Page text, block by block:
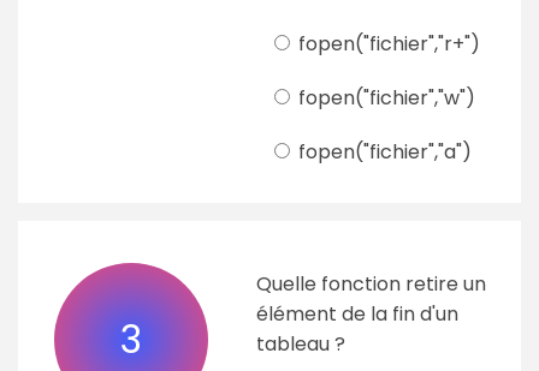
fopen("fichier","r+")
fopen("fichier","w")
fopen("fichier","a")
3
Quelle fonction retire un
élément de la fin d'un
tableau ?